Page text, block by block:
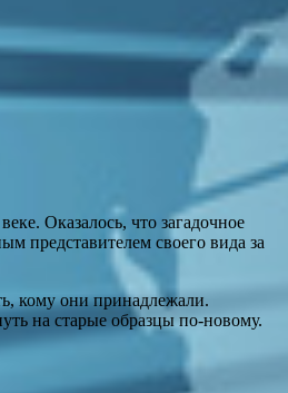
Оказалось, что загадочное
представителем своего вида за
кому они принадлежали.
на старые образцы по-новому.